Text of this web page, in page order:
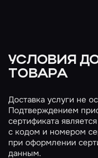
УСЛОВИЯ
ТОВАРА
Доставка услуги не
Подтверждением
сертификата
с кодом и номером
при оформлении
данным.